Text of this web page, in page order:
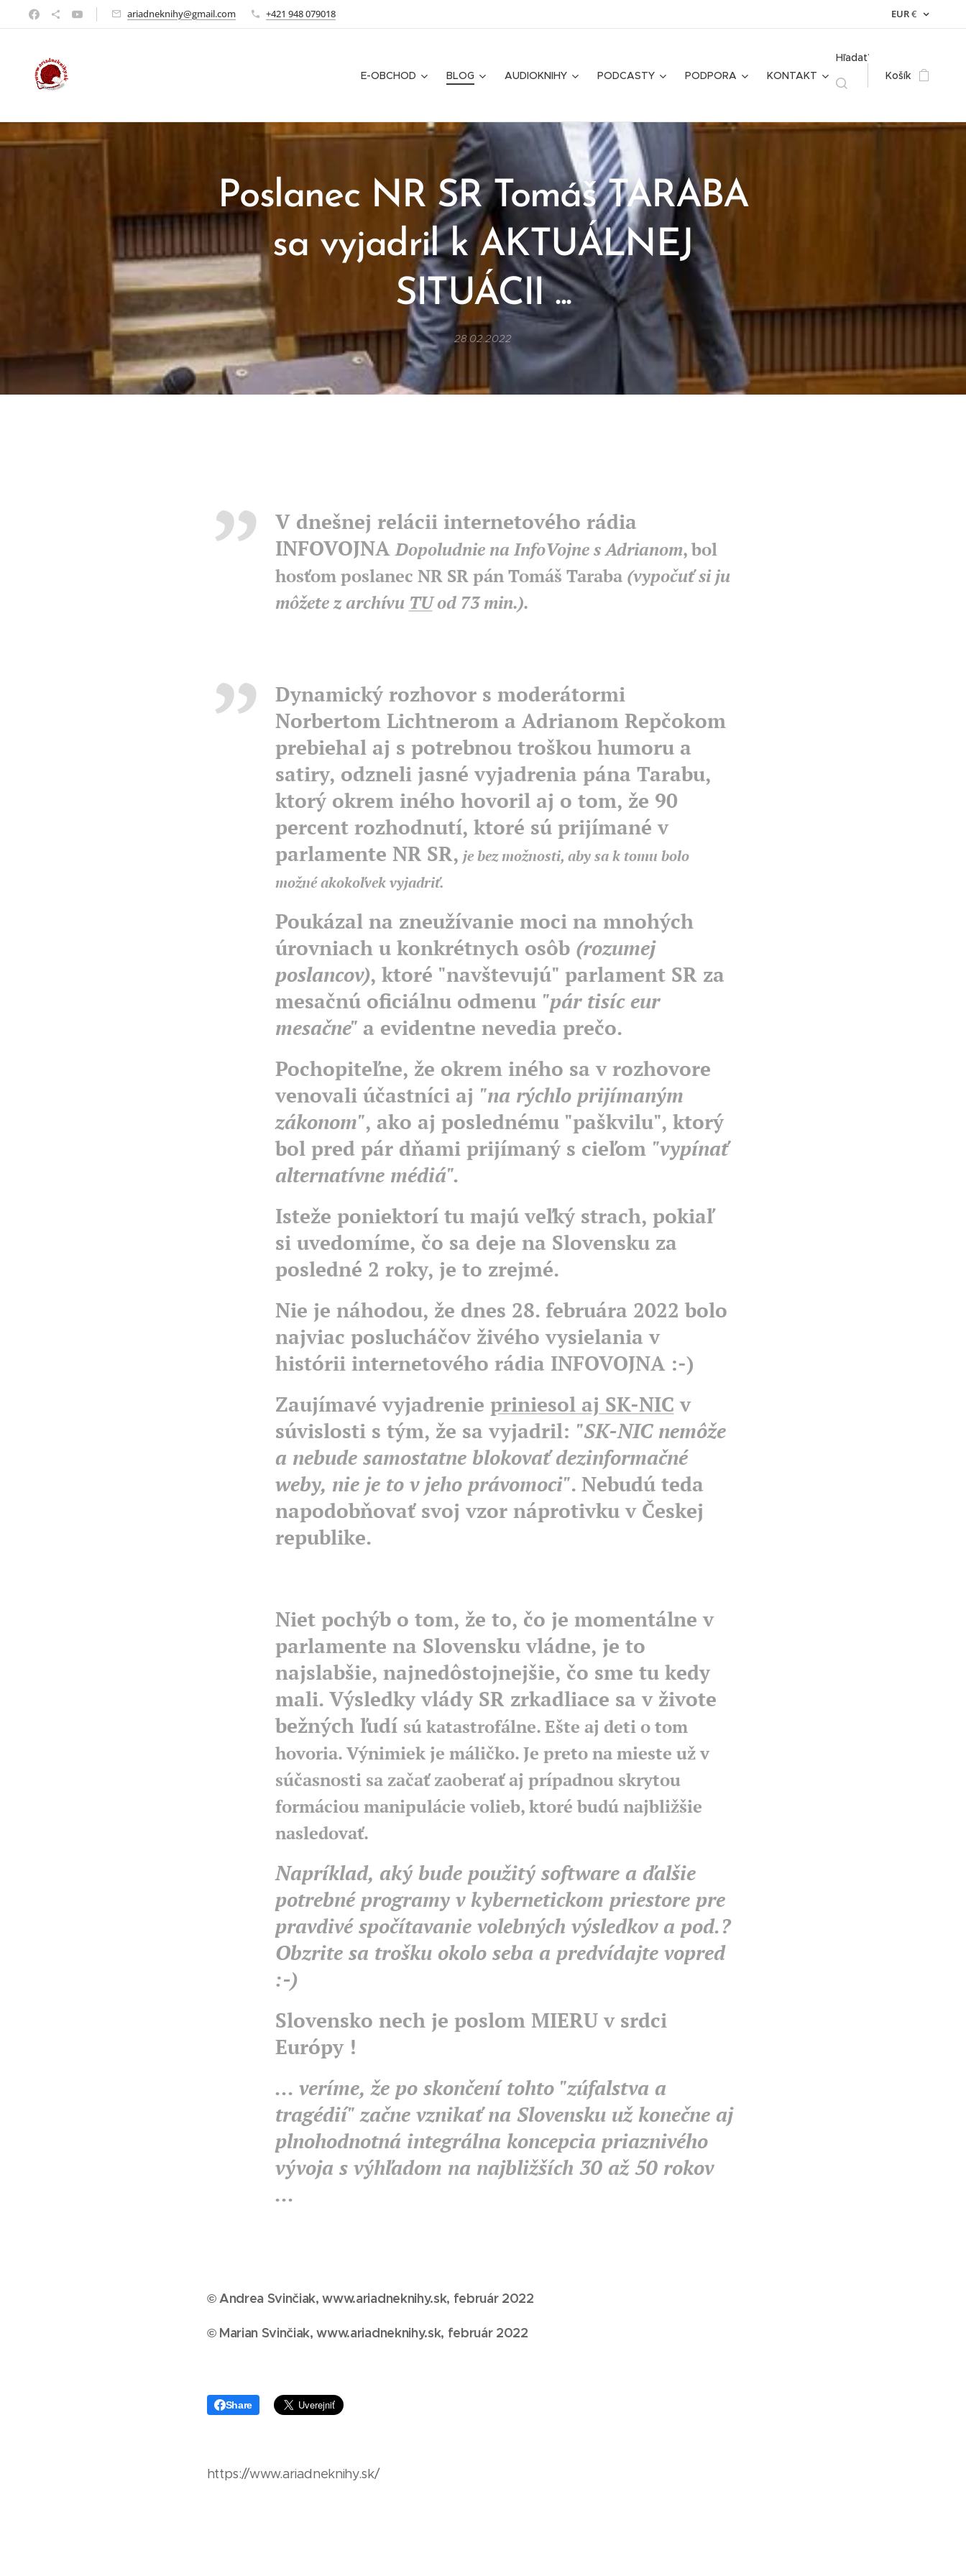
ariadneknihy@gmail.com +421 948 079018 EUR€
E-OBCHOD BLOG AUDIOKNIHY PODCASTY PODPORA KONTAKT
Hľadať
Košík
Poslanec NR SR Tomáš TARABA
sa vyjadril k AKTUÁLNEJ
SITUÁCII ...
28.02.2022
V dnešnej relácii internetového rádia
INFOVOJNADopoludnie na InfoVojne s Adrianom, bol
hosťom poslanec NR SR pán Tomáš Taraba (vypočuť si ju
môžete z archívu TUod 73 min.).
Dynamický rozhovor s moderátormi
Norbertom Lichtnerom a Adrianom Repčokom
prebiehal aj s potrebnou troškou humoru a
satiry, odzneli jasné vyjadrenia pána Tarabu,
ktorý okrem iného hovoril aj o tom, že 90
percent rozhodnutí, ktoré sú prijímané v
parlamente NR SR, je bez možnosti, aby sa k tomu bolo
možné akokoľvek vyjadriť.
Poukázal na zneužívanie moci na mnohých
úrovniach u konkrétnych osôb (rozumej
poslancov), ktoré "navštevujú" parlament SR za
mesačnú oficiálnu odmenu "pár tisíc eur
mesačne" a evidentne nevedia prečo.
Pochopiteľne, že okrem iného sa v rozhovore
venovali účastníci aj "na rýchlo prijímaným
zákonom", ako aj poslednému "paškvilu", ktorý
bol pred pár dňami prijímaný s cieľom "vypínať
alternatívne médiá".
Isteže poniektorí tu majú veľký strach, pokiaľ
si uvedomíme, čo sa deje na Slovensku za
posledné 2 roky, je to zrejmé.
Nie je náhodou, že dnes 28. februára 2022 bolo
najviac poslucháčov živého vysielania v
histórii internetového rádia INFOVOJNA :-)
Zaujímavé vyjadrenie priniesol aj SK-NIC v
súvislosti s tým, že sa vyjadril: "SK-NIC nemôže
a nebude samostatne blokovať dezinformačné
weby, nie je to v jeho právomoci". Nebudú teda
napodobňovať svoj vzor náprotivku v Českej
republike.
Niet pochýb o tom, že to, čo je momentálne v
parlamente na Slovensku vládne, je to
najslabšie, najnedôstojnejšie, čo sme tu kedy
mali. Výsledky vlády SR zrkadliace sa v živote
bežných ľudí sú katastrofálne. Ešte aj deti o tom
hovoria. Výnimiek je máličko. Je preto na mieste už v
súčasnosti sa začať zaoberať aj prípadnou skrytou
formáciou manipulácie volieb, ktoré budú najbližšie
nasledovať.
Napríklad, aký bude použitý software a ďalšie
potrebné programy v kybernetickom priestore pre
pravdivé spočítavanie volebných výsledkov a pod.?
Obzrite sa trošku okolo seba a predvídajte vopred
:-)
Slovensko nech je poslom MIERU v srdci
Európy !
... veríme, že po skončení tohto "zúfalstva a
tragédií" začne vznikať na Slovensku už konečne aj
plnohodnotná integrálna koncepcia priaznivého
vývoja s výhľadom na najbližších 30 až 50 rokov
...
© Andrea Svinčiak, www.ariadneknihy.sk, február 2022
© Marian Svinčiak, www.ariadneknihy.sk, február 2022
Share
https://www.ariadneknihy.sk/